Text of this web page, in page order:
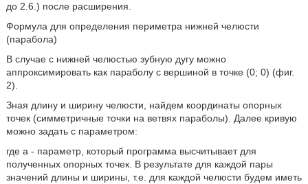
до 2.6.) после расширения.
Формула для определения периметра нижней челюсти
(парабола)
В случае с нижней челюстью зубную дугу можно
аппроксимировать как параболу с вершиной в точке (0; 0) (фиг.
2).
Зная длину и ширину челюсти, найдем координаты опорных
точек (симметричные точки на ветвях параболы). Далее кривую
можно задать с параметром:
где а - параметр, который программа высчитывает для
полученных опорных точек. В результате для каждой пары
значений длины и ширины, т.е. для каждой челюсти будем иметь